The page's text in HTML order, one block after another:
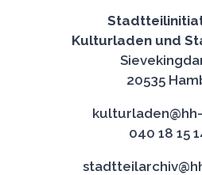
Kulturladen und
20535
040 18 15